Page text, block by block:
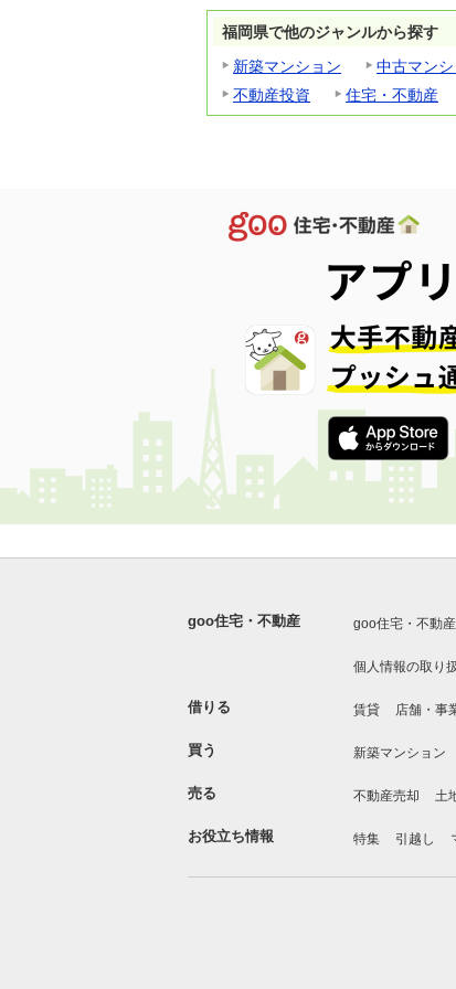
福岡県で他のジャンルから探す
新築マンション
中古マン
不動産投資
住宅・不動産
goo住宅・不動産 goo住宅・不動
個人情報の取り
借りる 賃貸 店舗・事
買う 新築マンション
売る 不動産売却 土
お役立ち情報 特集 引越し